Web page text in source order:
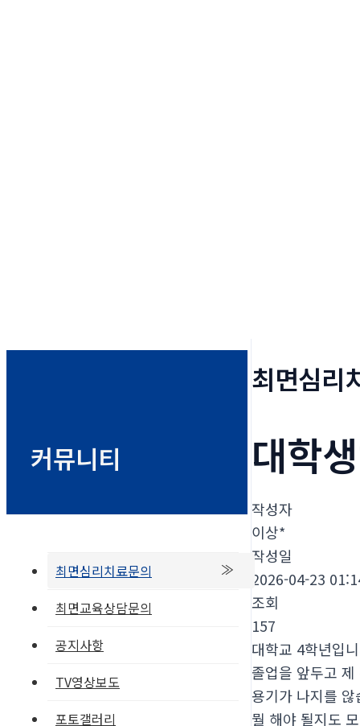
커뮤니티
최면심리치료문의
최면교육상담문의
공지사항
TV영상보도
포토갤러리
최면심리
대학
작성자
이상*
작성일
2026-04-23
조회
157
대학교 4학년입
졸업을 앞두고
용기가 나지를 않
뭘 해야 될지도